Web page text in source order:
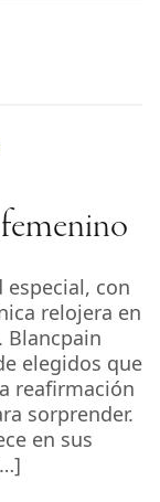
especial, con
relojera en
Blancpain
elegidos que
reafirmación
sorprender.
en sus